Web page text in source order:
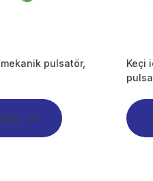
mekanik pulsatör,
Keçi